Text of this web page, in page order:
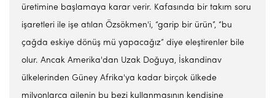
üretimine başlamaya karar verir. Kafasında bir takım soru
işaretleri ile işe atılan Özsökmen'i, “garip bir ürün”, “bu
çağda eskiye dönüş mü yapacağız” diye eleştirenler bile
olur. Ancak Amerika'dan Uzak Doğuya, İskandinav
ülkelerinden Güney Afrika'ya kadar birçok ülkede
milyonlarca ailenin bu bezi kullanmasının kendisine